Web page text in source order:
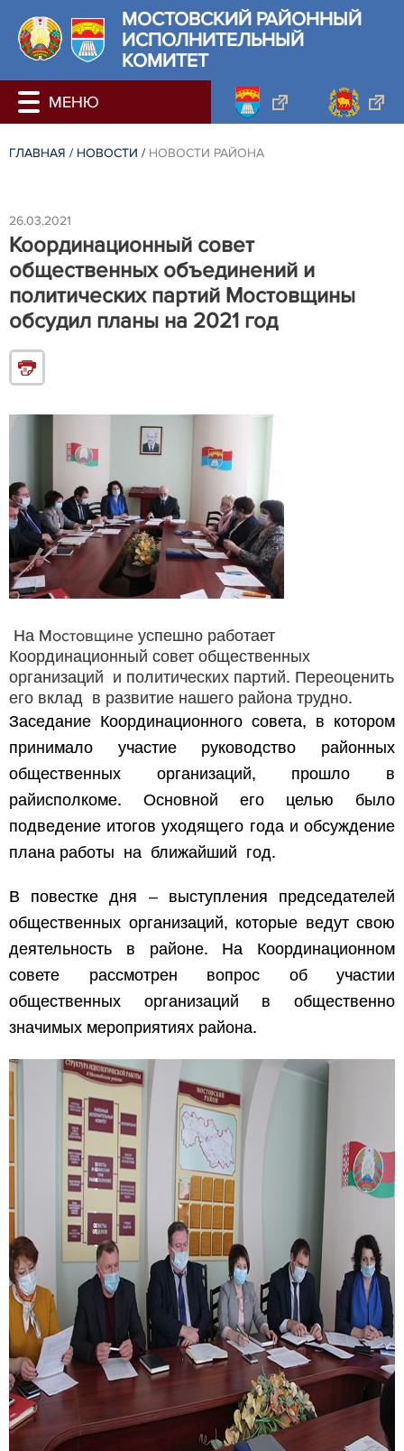
МОСТОВСКИЙ РАЙОННЫЙ
ИСПОЛНИТЕЛЬНЫЙ
КОМИТЕТ
ГЛАВНАЯ / НОВОСТИ / НОВОСТИ РАЙОНА
26.03.2021
Координационный совет
общественных объединений и
политических партий Мостовщины
обсудил планы на 2021 год
На Мостовщине успешно работает
Координационный совет общественных
организаций и политических партий. Переоценить
его вклад в развитие нашего района трудно.
Заседание Координационного совета, в котором
принимало участие руководство районных
общественных организаций, прошло в
райисполкоме. Основной его целью было
подведение итогов уходящего года и обсуждение
плана работы на ближайший год.
В повестке дня – выступления председателей
общественных организаций, которые ведут свою
деятельность в районе. На Координационном
совете рассмотрен вопрос об участии
общественных организаций в общественно
значимых мероприятиях района.